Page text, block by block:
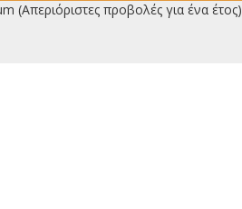
(Απεριόριστες προβολές για ένα έτος)